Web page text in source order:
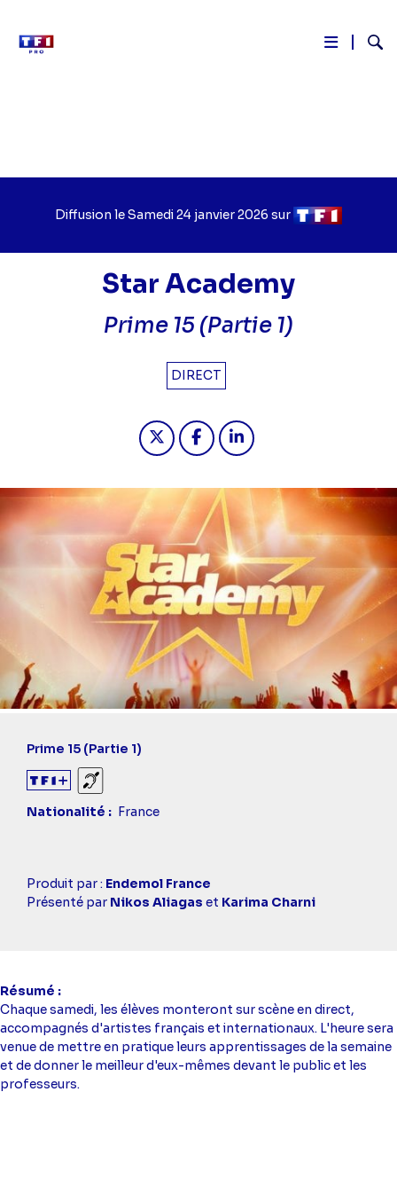
Diffusion leJour
diffusion
Samedi 24 janvier 2026 sur Chaîne
diffusion
Star Academy
Prime 15 (Partie 1)
DIRECT
Partager "2026-01-24 21:10 - Star
Partager "2026-01-24 21:10
Prime 15 (Partie 1)
Sourds et malentendants
Nationalité
France
Casting
simba
Produit par : Endemol France
Présenté par Nikos Aliagas et Karima Charni
Résumé
Chaque samedi, les élèves monteront sur scène en direct,
accompagnés d'artistes français et internationaux. L'heure sera
venue de mettre en pratique leurs apprentissages de la semaine
et de donner le meilleur d'eux-mêmes devant le public et les
professeurs.